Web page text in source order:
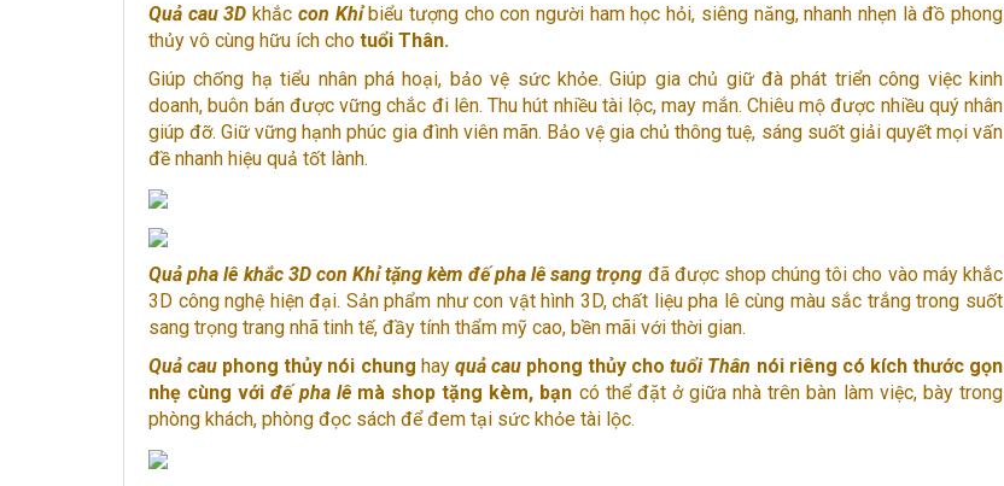
Quả cau 3D khắc con Khỉbiểu tượng cho con người ham học hỏi, siêng năng, nhanh nhẹn là đồ phong
thủy vô cùng hữu ích cho tuổi Thân.
Giúp chống hạ tiểu nhân phá hoại, bảo vệ sức khỏe. Giúp gia chủ giữ đà phát triển công việc kinh
doanh, buôn bán được vững chắc đi lên. Thu hút nhiều tài lộc, may mắn. Chiêu mộ được nhiều quý nhân
giúp đỡ. Giữ vững hạnh phúc gia đình viên mãn. Bảo vệ gia chủ thông tuệ, sáng suốt giải quyết mọi vấn
đề nhanh hiệu quả tốt lành.
Quả pha lê khắc 3D con Khỉ tặng kèm đế pha lê sang trọng đã được shop chúng tôi cho vào máy khắc
3D công nghệ hiện đại. Sản phẩm như con vật hình 3D, chất liệu pha lê cùng màu sắc trắng trong suốt
sang trọng trang nhã tinh tế, đầy tính thẩm mỹ cao, bền mãi với thời gian.
Quả cau phong thủy nói chung hay quả cauphong thủy chotuổi Thân nói riêng có kích thước gọn
nhẹ cùng vớiđế pha lêmà shop tặng kèm, bạn có thể đặt ở giữa nhà trên bàn làm việc, bày trong
phòng khách, phòng đọc sách để đem tại sức khỏe tài lộc.